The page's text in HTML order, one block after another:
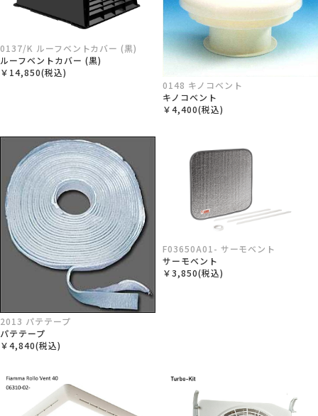
0137/K ルーフベントカバー (黒)
ルーフベントカバー (黒)
￥14,850(税込)
0148 キノコベント
キノコベント
￥4,400(税込)
2013 パテテープ
パテテープ
￥4,840(税込)
F03650A01- サーモベント
サーモベント
￥3,850(税込)